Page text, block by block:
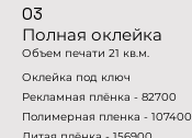
03
Полная оклейка
Объем печати 21 кв.м.
Оклейка под ключ
Рекламная плёнка - 82700
Полимерная пленка - 107400